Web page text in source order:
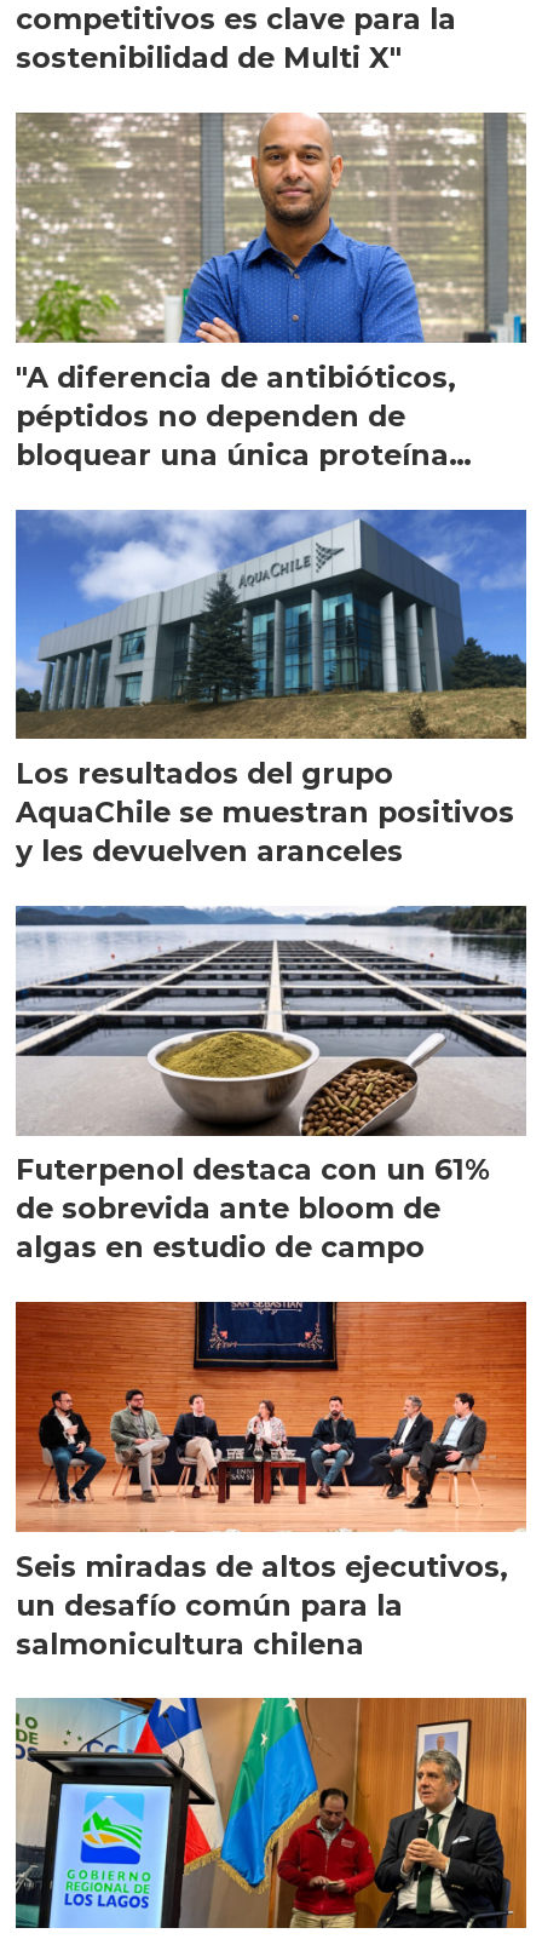
competitivos es clave para la
sostenibilidad de Multi X"
"A diferencia de antibióticos,
péptidos no dependen de
bloquear una única proteína
Los resultados del grupo
AquaChile se muestran positivos
y les devuelven aranceles
Futerpenol destaca con un 61%
de sobrevida ante bloom de
algas en estudio de campo
Seis miradas de altos ejecutivos,
un desafío común para la
salmonicultura chilena